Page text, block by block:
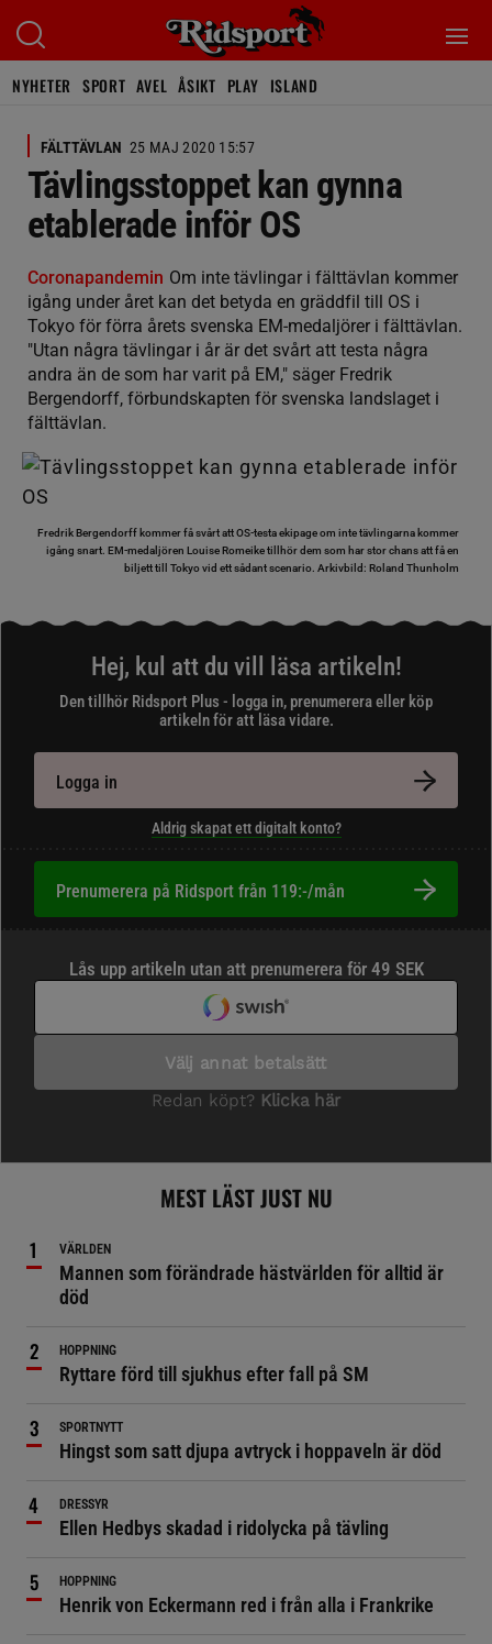
NYHETER SPORT AVEL ÅSIKT PLAY ISLAND
FÄLTTÄVLAN 25 MAJ 2020 15:57
Tävlingsstoppet kan gynna
etablerade inför OS
Coronapandemin Om inte tävlingar i fälttävlan kommer
igång under året kan det betyda en gräddfil till OS i
Tokyo för förra årets svenska EM-medaljörer i fälttävlan.
"Utan några tävlingar i år är det svårt att testa några
andra än de som har varit på EM," säger Fredrik
Bergendorff, förbundskapten för svenska landslaget i
fälttävlan.
Fredrik Bergendorff kommer få svårt att OS-testa ekipage om inte tävlingarna kommer
igång snart. EM-medaljören Louise Romeike tillhör dem som har stor chans att få en
biljett till Tokyo vid ett sådant scenario. Arkivbild: Roland Thunholm
Hej, kul att du vill läsa artikeln!
Den tillhör Ridsport Plus - logga in, prenumerera eller köp
artikeln för att läsa vidare.
Logga in
Aldrig skapat ett digitalt konto?
Prenumerera på Ridsport från 119:-/mån
MEST LÄST JUST NU
VÄRLDEN
Mannen som förändrade hästvärlden för alltid är
död
HOPPNING
Ryttare förd till sjukhus efter fall på SM
SPORTNYTT
Hingst som satt djupa avtryck i hoppaveln är död
DRESSYR
Ellen Hedbys skadad i ridolycka på tävling
HOPPNING
Henrik von Eckermann red i från alla i Frankrike